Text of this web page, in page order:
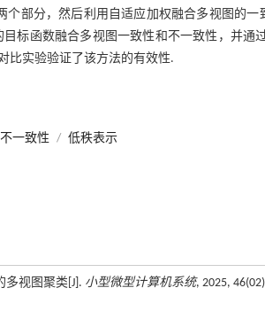
部分，然后利用自适应加权融合多视图的一
标函数融合多视图一致性和不一致性，并通
比实验验证了该方法的有效性.
一致性 / 低秩表示
多视图聚类[J]. 小型微型计算机系统, 2025,